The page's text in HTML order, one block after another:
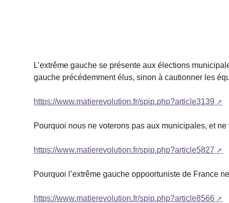
L’extrême gauche se présente aux élections
gauche précédemment élus, sinon à cautionner les
https://www.matierevolution.fr/spip.php?article3139
Pourquoi nous ne voterons pas aux municipales, et
https://www.matierevolution.fr/spip.php?article5827
Pourquoi l’extrême gauche oppoortuniste de France
https://www.matierevolution.fr/spip.php?article8566